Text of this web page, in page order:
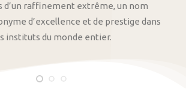
d’un raffinement extrême, un nom
d’excellence et de prestige dans
instituts du monde entier.